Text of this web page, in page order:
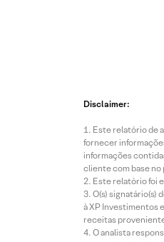
Disclaimer:
Este relatório de
fornecer
informações
cliente com base
Este relatório foi
O(s) signatário(s)
à XP Investimentos
receitas
O analista